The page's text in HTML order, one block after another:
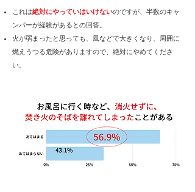
これは絶対にやっていはいけないのですが、半数のキャ
ンパーが経験があるとの回答。
​火が弱まったと思っても、風などで大きくなり、周囲に
燃えうつる危険がありますので、絶対にやめてくださ
い。